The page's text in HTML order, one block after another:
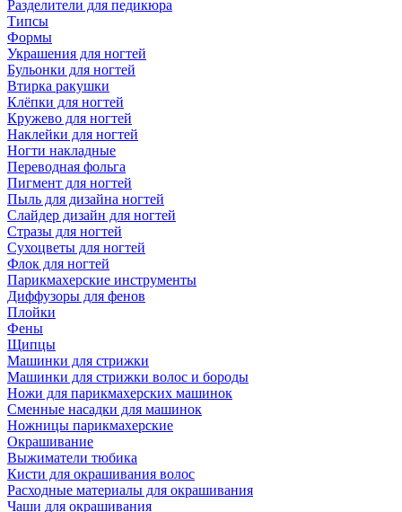
Разделители для педикюра
Типсы
Формы
Украшения для ногтей
Бульонки для ногтей
Втирка ракушки
Клёпки для ногтей
Кружево для ногтей
Наклейки для ногтей
Ногти накладные
Переводная фольга
Пигмент для ногтей
Пыль для дизайна ногтей
Слайдер дизайн для ногтей
Стразы для ногтей
Сухоцветы для ногтей
Флок для ногтей
Парикмахерские инструменты
Диффузоры для фенов
Плойки
Фены
Щипцы
Машинки для стрижки
Машинки для стрижки волос и бороды
Ножи для парикмахерских машинок
Сменные насадки для машинок
Ножницы парикмахерские
Окрашивание
Выжиматели тюбика
Кисти для окрашивания волос
Расходные материалы для окрашивания
Чаши для окрашивания